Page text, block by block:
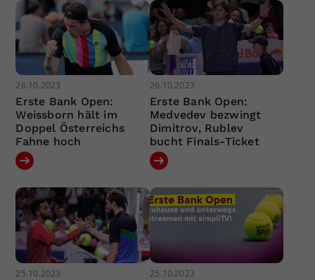
26.10.2023
Erste Bank Open:
Weissborn hält im
Doppel Österreichs
Fahne hoch
26.10.2023
Erste Bank Open:
Medvedev bezwingt
Dimitrov, Rublev
bucht Finals-Ticket
25.10.2023 25.10.2023